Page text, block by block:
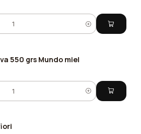
550 grs Mundo miel